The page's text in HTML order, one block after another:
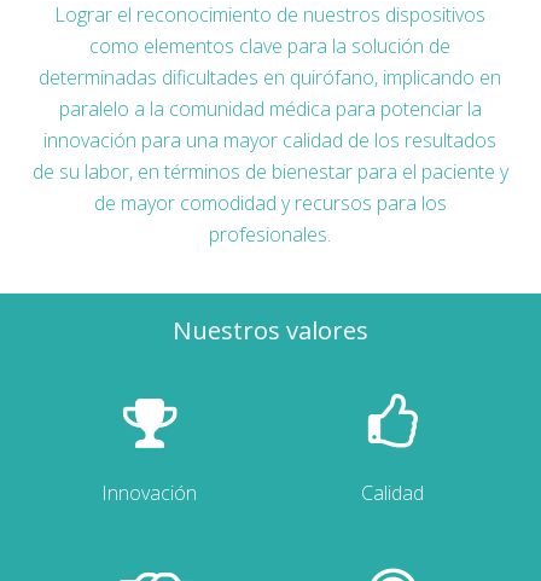
Lograr el reconocimiento de nuestros dispositivos
como elementos clave para la solución de
determinadas dificultades en quirófano, implicando en
paralelo a la comunidad médica para potenciar la
innovación para una mayor calidad de los resultados
de su labor, en términos de bienestar para el paciente y
de mayor comodidad y recursos para los
profesionales.
Nuestros valores
Innovación Calidad